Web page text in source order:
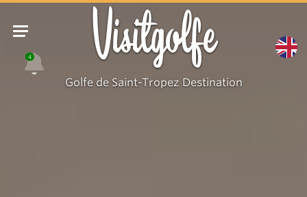
4 Visitgolfe
Golfe de Saint-Tropez Destination